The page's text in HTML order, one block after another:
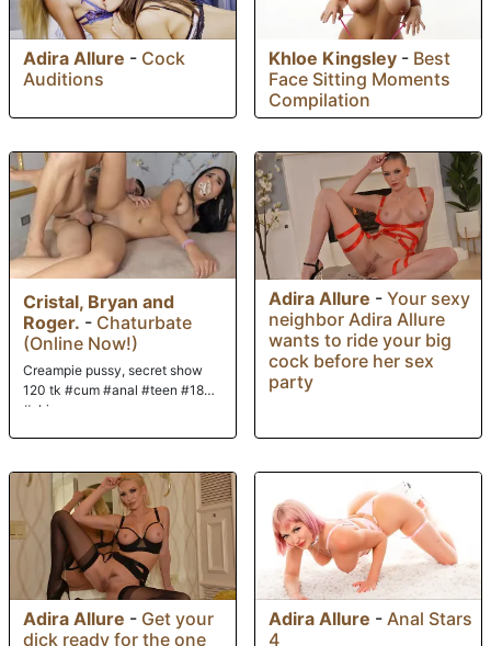
Adira Allure - Cock
Auditions
Khloe Kingsley - Best
Face Sitting Moments
Compilation
Cristal, Bryan and
Roger. - Chaturbate
(Online Now!)
Creampie pussy, secret show
120 tk #cum #anal #teen #18
#skinny
Adira Allure - Your sexy
neighbor Adira Allure
wants to ride your big
cock before her sex
party
Adira Allure - Get your
dick ready for the one
Adira Allure - Anal Stars
4